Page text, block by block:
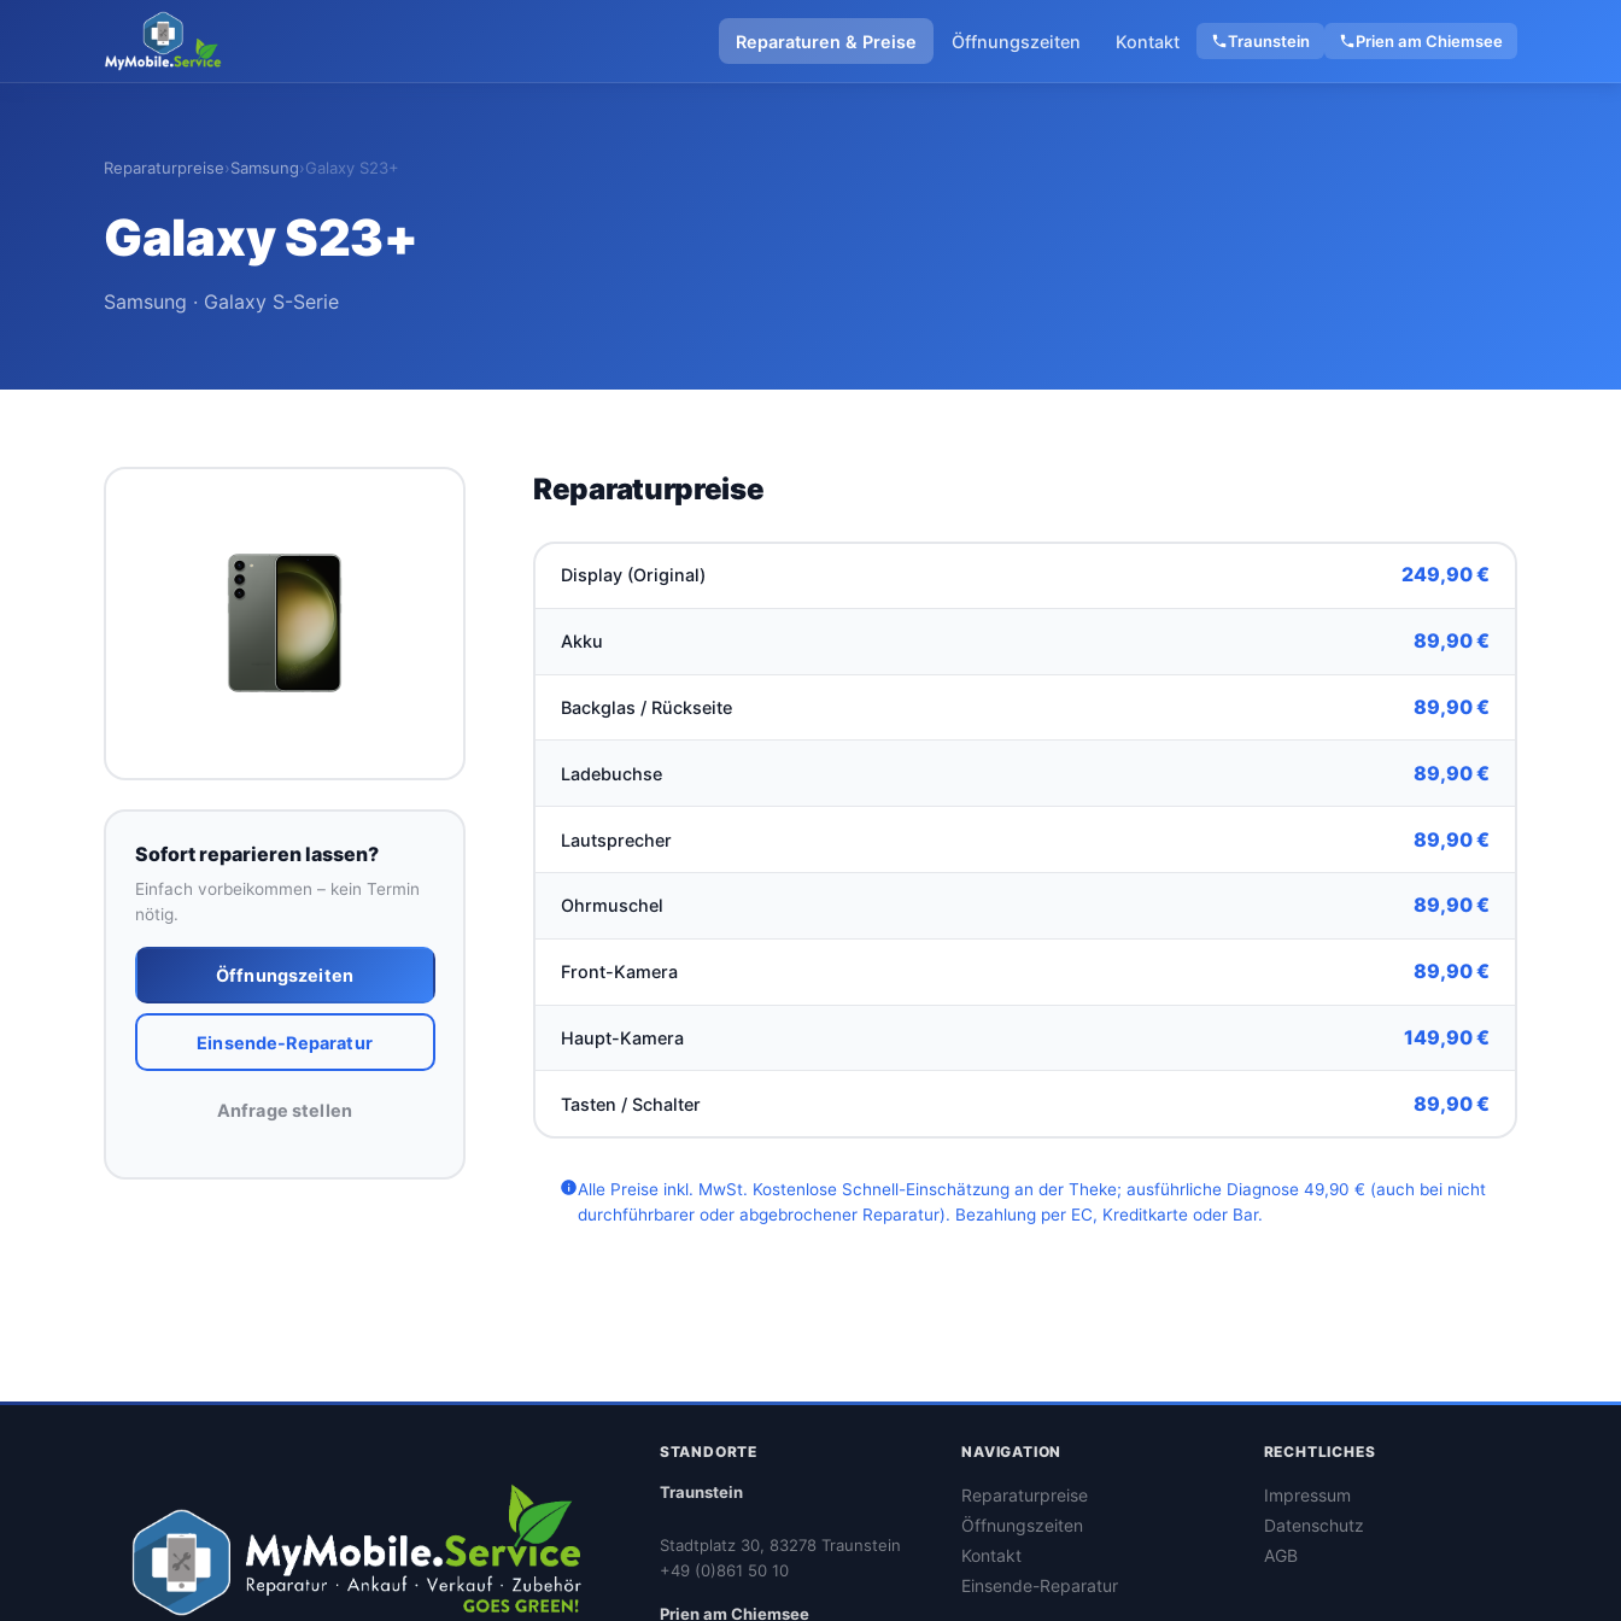
MyMobile.Service
Reparaturen & Preise Öffnungszeiten Kontakt Traunstein Prien am Chiemsee
Reparaturpreise›Samsung›Galaxy S23+
Galaxy S23+
Samsung · Galaxy S-Serie
Sofort reparieren lassen?
Einfach vorbeikommen – kein Termin
nötig.
Öffnungszeiten
Einsende-Reparatur
Anfrage stellen
Reparaturpreise
Display (Original) 249,90 €
Akku 89,90 €
Backglas / Rückseite 89,90 €
Ladebuchse 89,90 €
Lautsprecher 89,90 €
Ohrmuschel 89,90 €
Front-Kamera 89,90 €
Haupt-Kamera 149,90 €
Tasten / Schalter 89,90 €
Alle Preise inkl. MwSt. Kostenlose Schnell-Einschätzung an der Theke; ausführliche Diagnose 49,90 € (auch bei nicht
durchführbarer oder abgebrochener Reparatur). Bezahlung per EC, Kreditkarte oder Bar.
STANDORTE
Traunstein
Stadtplatz 30, 83278 Traunstein
+49 (0)861 50 10
Prien am Chiemsee
NAVIGATION
Reparaturpreise
Öffnungszeiten
Kontakt
Einsende-Reparatur
RECHTLICHES
Impressum
Datenschutz
AGB